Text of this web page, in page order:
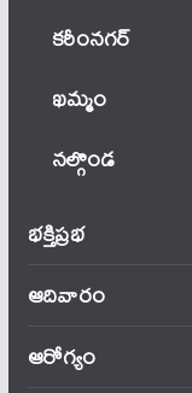
కరీంనగర్
ఖ‌మ్మం
నల్గొండ
భక్తిప్రభ
ఆదివారం
ఆరోగ్యం